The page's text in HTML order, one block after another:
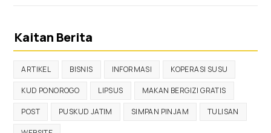
Kaitan Berita
ARTIKEL BISNIS INFORMASI KOPERASI SUSU
KUD PONOROGO LIPSUS MAKAN BERGIZI GRATIS
POST PUSKUD JATIM SIMPAN PINJAM TULISAN